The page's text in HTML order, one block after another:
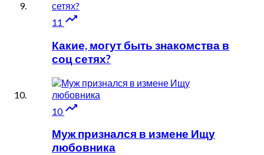
11 
Какие, могут быть знакомства в
соц сетях?
10 
Муж признался в измене Ищу
любовника